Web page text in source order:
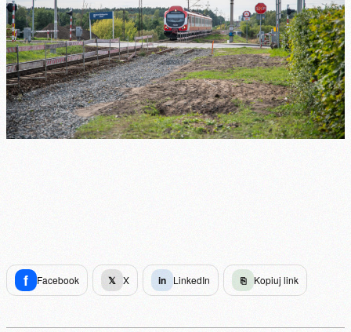
f Facebook 𝕏 X in LinkedIn ⎘ Kopiuj link